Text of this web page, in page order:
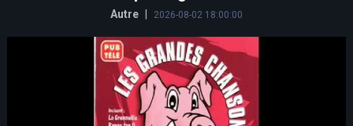
Autre 2026-08-02 18:00:00